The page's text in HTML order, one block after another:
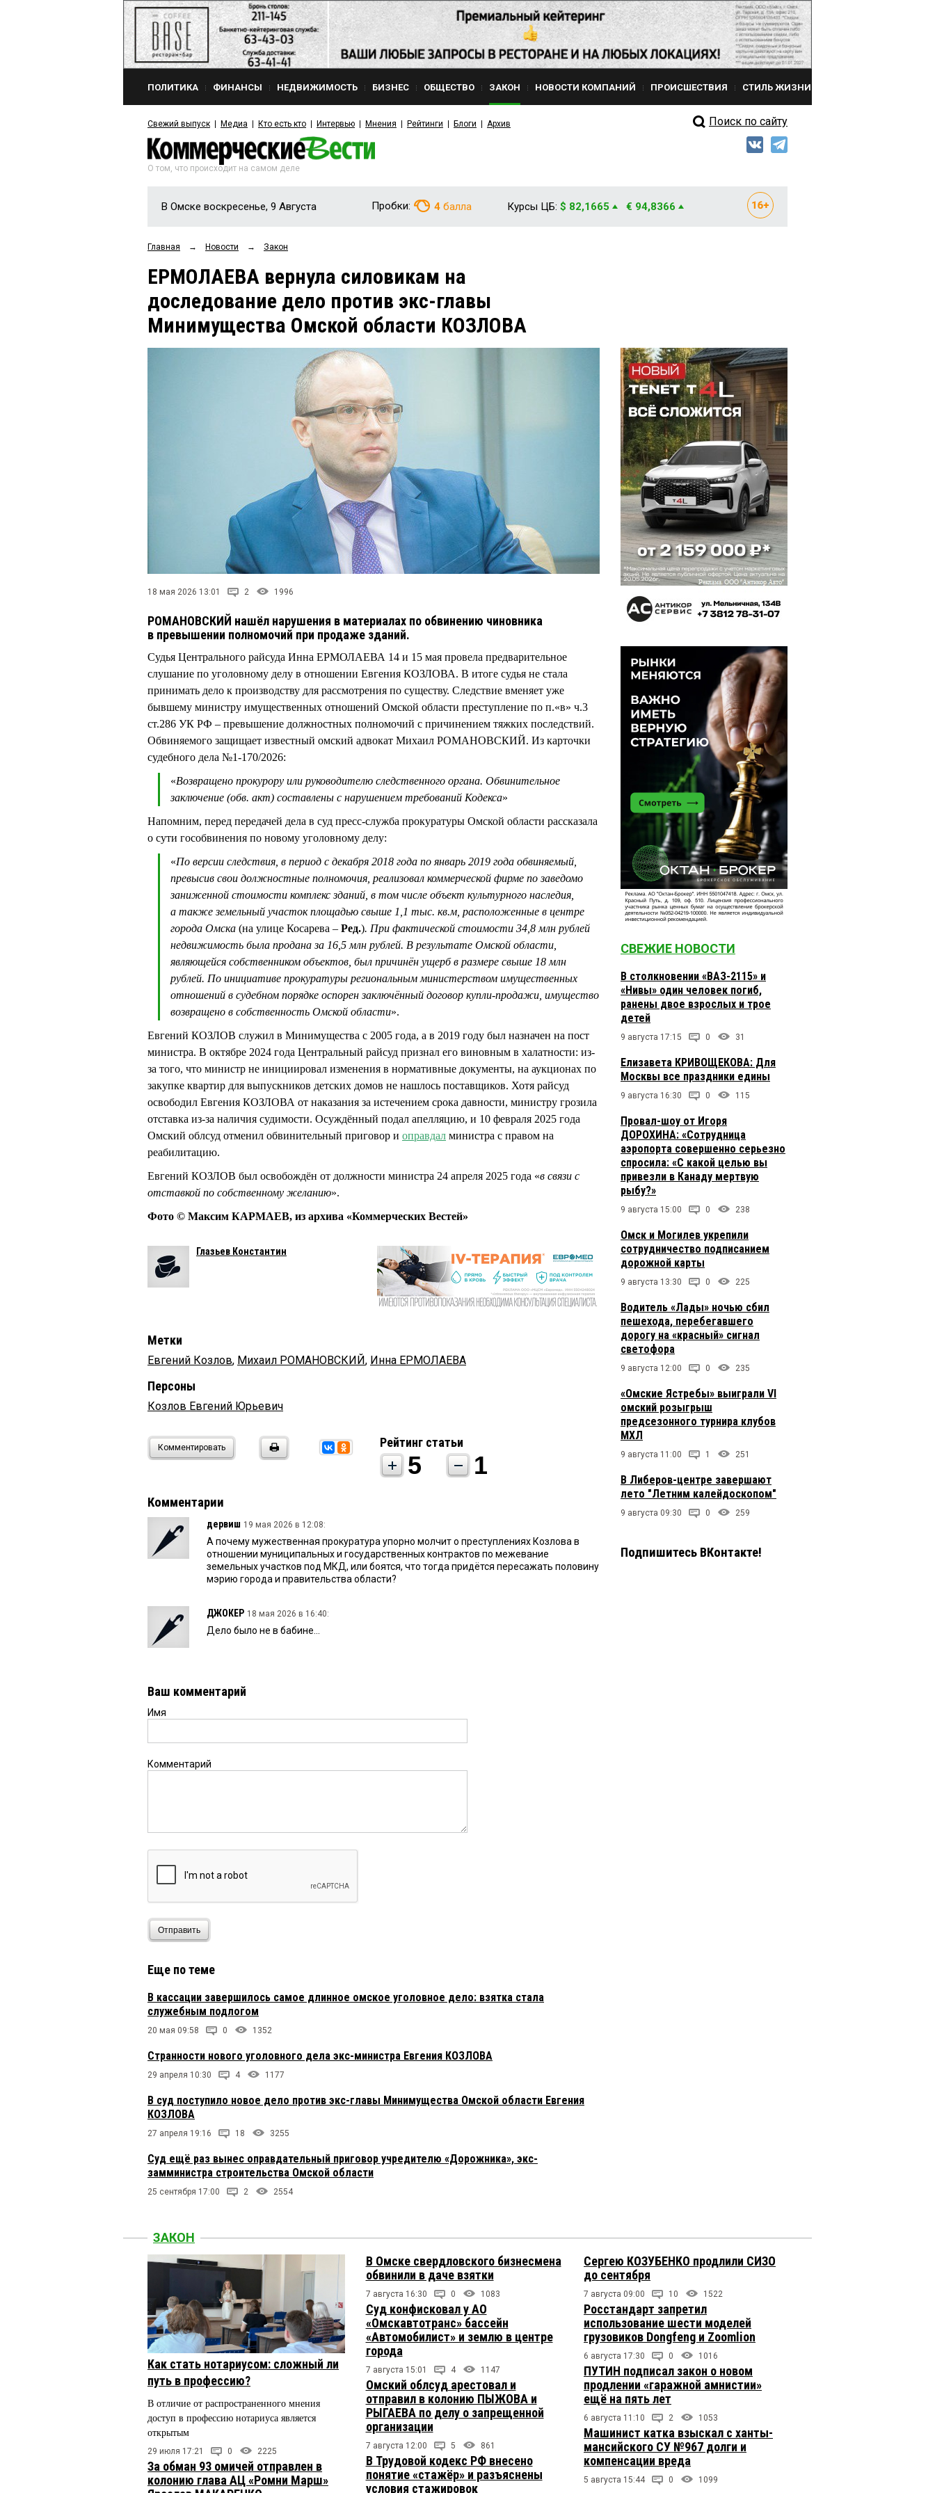
ПОЛИТИКА ФИНАНСЫ НЕДВИЖИМОСТЬ БИЗНЕС ОБЩЕСТВО ЗАКОН НОВОСТИ КОМПАНИЙ ПРОИСШЕСТВИЯ СТИЛЬ ЖИЗНИ
Свежий выпуск Медиа Кто есть кто Интервью Мнения Рейтинги Блоги Архив Поиск по сайту
О том, что происходит на самом деле
В Омске воскресенье, 9 Августа Пробки: 4 балла Курсы ЦБ: $ 82,1665 € 94,8366
Главная → Новости → Закон
ЕРМОЛАЕВА вернула силовикам на
доследование дело против экс-главы
Минимущества Омской области КОЗЛОВА
18 мая 2026 13:01 2 1996
РОМАНОВСКИЙ нашёл нарушения в материалах по обвинению чиновника
в превышении полномочий при продаже зданий.
Судья Центрального райсуда Инна ЕРМОЛАЕВА 14 и 15 мая провела предварительное
слушание по уголовному делу в отношении Евгения КОЗЛОВА. В итоге судья не стала
принимать дело к производству для рассмотрения по существу. Следствие вменяет уже
бывшему министру имущественных отношений Омской области преступление по п.«в» ч.3
ст.286 УК РФ – превышение должностных полномочий с причинением тяжких последствий.
Обвиняемого защищает известный омский адвокат Михаил РОМАНОВСКИЙ. Из карточки
судебного дела №1-170/2026:
«Возвращено прокурору или руководителю следственного органа. Обвинительное
заключение (обв. акт) составлены с нарушением требований Кодекса»
Напомним, перед передачей дела в суд пресс-служба прокуратуры Омской области рассказала
о сути гособвинения по новому уголовному делу:
«По версии следствия, в период с декабря 2018 года по январь 2019 года обвиняемый,
превысив свои должностные полномочия, реализовал коммерческой фирме по заведомо
заниженной стоимости комплекс зданий, в том числе объект культурного наследия,
а также земельный участок площадью свыше 1,1 тыс. кв.м, расположенные в центре
города Омска (на улице Косарева – Ред.). При фактической стоимости 34,8 млн рублей
недвижимость была продана за 16,5 млн рублей. В результате Омской области,
являющейся собственником объектов, был причинён ущерб в размере свыше 18 млн
рублей. По инициативе прокуратуры региональным министерством имущественных
отношений в судебном порядке оспорен заключённый договор купли-продажи, имущество
возвращено в собственность Омской области».
Евгений КОЗЛОВ служил в Минимущества с 2005 года, а в 2019 году был назначен на пост
министра. В октябре 2024 года Центральный райсуд признал его виновным в халатности: из-
за того, что министр не инициировал изменения в нормативные документы, на аукционах по
закупке квартир для выпускников детских домов не нашлось поставщиков. Хотя райсуд
освободил Евгения КОЗЛОВА от наказания за истечением срока давности, министру грозила
отставка из-за наличия судимости. Осуждённый подал апелляцию, и 10 февраля 2025 года
Омский облсуд отменил обвинительный приговор и оправдал министра с правом на
реабилитацию.
Евгений КОЗЛОВ был освобождён от должности министра 24 апреля 2025 года «в связи с
отставкой по собственному желанию».
Фото © Максим КАРМАЕВ, из архива «Коммерческих Вестей»
Глазьев Константин
Метки
Евгений Козлов, Михаил РОМАНОВСКИЙ, Инна ЕРМОЛАЕВА
Персоны
Козлов Евгений Юрьевич
Комментировать Рейтинг статьи
5 1
Комментарии
дервиш 19 мая 2026 в 12:08:
А почему мужественная прокуратура упорно молчит о преступлениях Козлова в
отношении муниципальных и государственных контрактов по межевание
земельных участков под МКД, или боятся, что тогда придётся пересажать половину
мэрию города и правительства области?
ДЖОКЕР 18 мая 2026 в 16:40:
Дело было не в бабине...
Ваш комментарий
Имя
Комментарий
Отправить
Еще по теме
В кассации завершилось самое длинное омское уголовное дело: взятка стала
служебным подлогом
20 мая 09:58 0 1352
Странности нового уголовного дела экс-министра Евгения КОЗЛОВА
29 апреля 10:30 4 1177
В суд поступило новое дело против экс-главы Минимущества Омской области Евгения
КОЗЛОВА
27 апреля 19:16 18 3255
Суд ещё раз вынес оправдательный приговор учредителю «Дорожника», экс-
замминистра строительства Омской области
25 сентября 17:00 2 2554
СВЕЖИЕ НОВОСТИ
В столкновении «ВАЗ-2115» и
«Нивы» один человек погиб,
ранены двое взрослых и трое
детей
9 августа 17:15 0 31
Елизавета КРИВОЩЕКОВА: Для
Москвы все праздники едины
9 августа 16:30 0 115
Провал-шоу от Игоря
ДОРОХИНА: «Сотрудница
аэропорта совершенно серьезно
спросила: «С какой целью вы
привезли в Канаду мертвую
рыбу?»
9 августа 15:00 0 238
Омск и Могилев укрепили
сотрудничество подписанием
дорожной карты
9 августа 13:30 0 225
Водитель «Лады» ночью сбил
пешехода, перебегавшего
дорогу на «красный» сигнал
светофора
9 августа 12:00 0 235
«Омские Ястребы» выиграли VI
омский розыгрыш
предсезонного турнира клубов
МХЛ
9 августа 11:00 1 251
В Либеров-центре завершают
лето "Летним калейдоскопом"
9 августа 09:30 0 259
Подпишитесь ВКонтакте!
ЗАКОН
Как стать нотариусом: сложный ли
путь в профессию?
В отличие от распространенного мнения
доступ в профессию нотариуса является
открытым
29 июля 17:21 0 2225
За обман 93 омичей отправлен в
колонию глава АЦ «Ромни Марш»
В Омске свердловского бизнесмена
обвинили в даче взятки
7 августа 16:30 0 1083
Суд конфисковал у АО
«Омскавтотранс» бассейн
«Автомобилист» и землю в центре
города
7 августа 15:01 4 1147
Омский облсуд арестовал и
отправил в колонию ПЫЖОВА и
РЫГАЕВА по делу о запрещенной
организации
7 августа 12:00 5 861
В Трудовой кодекс РФ внесено
понятие «стажёр» и разъяснены
условия стажировок
Сергею КОЗУБЕНКО продлили СИЗО
до сентября
7 августа 09:00 10 1522
Росстандарт запретил
использование шести моделей
грузовиков Dongfeng и Zoomlion
6 августа 17:30 0 1016
ПУТИН подписал закон о новом
продлении «гаражной амнистии»
ещё на пять лет
6 августа 11:10 2 1053
Машинист катка взыскал с ханты-
мансийского СУ №967 долги и
компенсации вреда
5 августа 15:44 0 1099